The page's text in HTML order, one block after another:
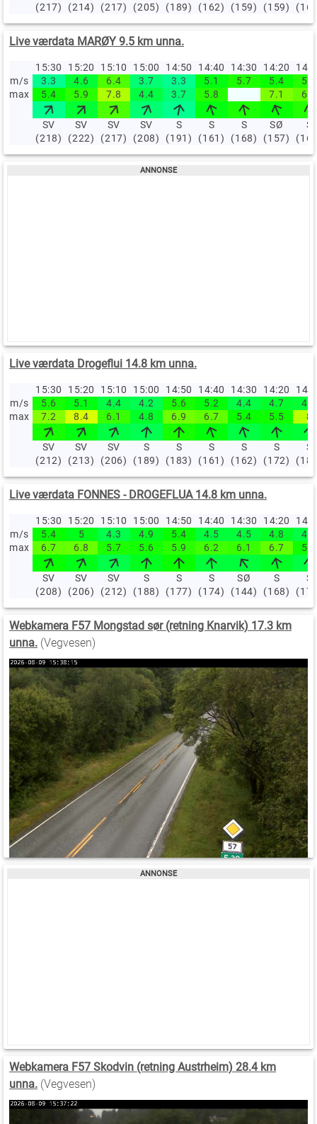
(217)
(214)
(217)
(205)
(189)
(162)
(159)
(159)
Live værdata MARØY 9.5 km unna.
15:30 15:20 15:10 15:00 14:50 14:40 14:30 14:20
m/s
3.3 4.6 6.4 3.7 3.3 5.1 5.7 5.4
5.8
max
5.4 5.9 7.8 4.4 3.7 5.8 7.1 6.7
SV
(218)
SV
(222)
SV
(217)
SV
(208)
S
(191)
S
(161)
S
(168)
SØ
(157)
S
Live værdata Drogeflui 14.8 km unna.
15:30 15:20 15:10 15:00 14:50 14:40 14:30 14:20
m/s
5.6 5.1 4.4 4.2 5.6 5.2 4.4 4.7
4.6
max
7.2 8.4 6.1 4.8 6.9 6.7 5.4 5.5 8
SV
(212)
SV
(213)
SV
(206)
S
(189)
S
(183)
S
(161)
S
(162)
S
(172)
S
Live værdata FONNES - DROGEFLUA 14.8 km unna.
15:30 15:20 15:10 15:00 14:50 14:40 14:30 14:20
m/s
5.4 5 4.3 4.9 5.4 4.5 4.5 4.8
4.4
max
6.7 6.8 5.7 5.6 5.9 6.2 6.1 6.7 5.5
SV
(208)
SV
(206)
SV
(212)
S
(188)
S
(177)
S
(174)
SØ
(144)
S
(168)
S
Webkamera F57 Mongstad sør (retning Knarvik) 17.3 km
unna. (Vegvesen)
Webkamera F57 Skodvin (retning Austrheim) 28.4 km
unna. (Vegvesen)